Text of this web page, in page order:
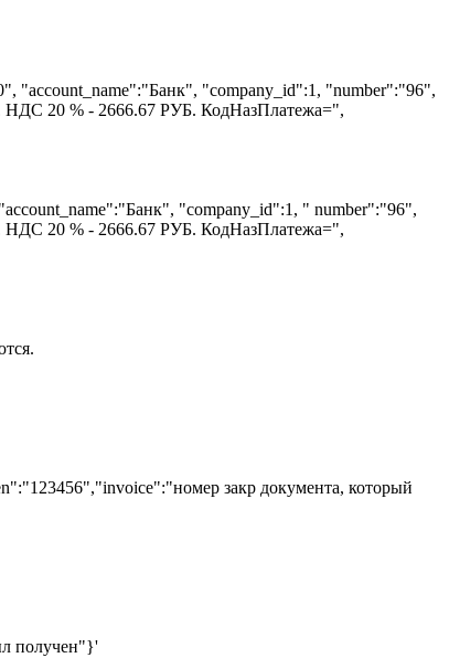
"account_name":"Банк", "company_id":1, "number":"96",
20 % - 2666.67 РУБ. КодНазПлатежа=",
"company_id":1, " number":"96",
20 % - 2666.67 РУБ. КодНазПлатежа=",
закр документа, который
получен"}'